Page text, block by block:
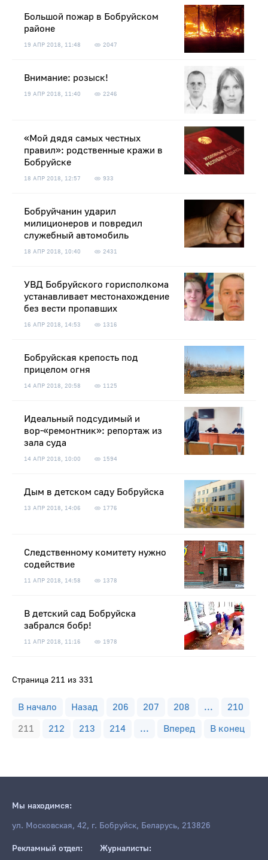
Большой пожар в Бобруйском
районе
19 АПР 2018, 11:48 2047
Внимание: розыск!
19 АПР 2018, 11:40 2246
«Мой дядя самых честных
правил»: родственные кражи в
Бобруйске
18 АПР 2018, 12:57 933
Бобруйчанин ударил
милиционеров и повредил
служебный автомобиль
18 АПР 2018, 10:40 2431
УВД Бобруйского горисполкома
устанавливает местонахождение
без вести пропавших
16 АПР 2018, 14:53 1316
Бобруйская крепость под
прицелом огня
14 АПР 2018, 20:58 1125
Идеальный подсудимый и
вор-«ремонтник»: репортаж из
зала суда
14 АПР 2018, 10:00 1594
Дым в детском саду Бобруйска
13 АПР 2018, 14:06 1776
Следственному комитету нужно
содействие
11 АПР 2018, 14:58 1378
В детский сад Бобруйска
забрался бобр!
11 АПР 2018, 11:16 1978
Страница 211 из 331
В начало Назад 206 207 208 ...
210
211
212 213 214 ... Вперед В конец
Мы находимся:
ул. Московская, 42, г. Бобруйск, Беларусь, 213826
Рекламный отдел: Журналисты: